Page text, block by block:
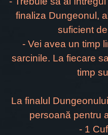
finaliza Dungeonul,
suficient
- Vei avea un timp
sarcinile. La fiecare
timp
La finalul
persoană pentru
- 1